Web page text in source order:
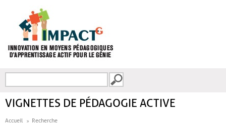
FORMULAIRE DE
VIGNETTES DE PÉDAGOGIE ACTIVE
Accueil Recherche